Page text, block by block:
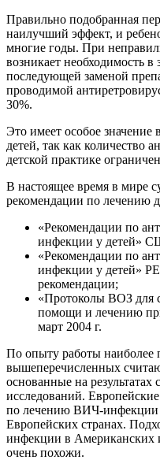
Правильно подобранная
наилучший эффект, и
многие годы. При
возникает необходимость
последующей заменой
проводимой
30%.
Это имеет особое
детей, так как количество
детской практике
В настоящее время в мире
рекомендации по лечению
«Рекомендации по
инфекции у детей»
«Рекомендации по
инфекции у детей»
рекомендации;
«Протоколы ВОЗ для
помощи и лечению
март 2004 г.
По опыту работы наиболее
вышеперечисленных
основанные на
исследований.
по лечению ВИЧ-инфекции
Европейских странах.
инфекции в Американских
очень похожи.